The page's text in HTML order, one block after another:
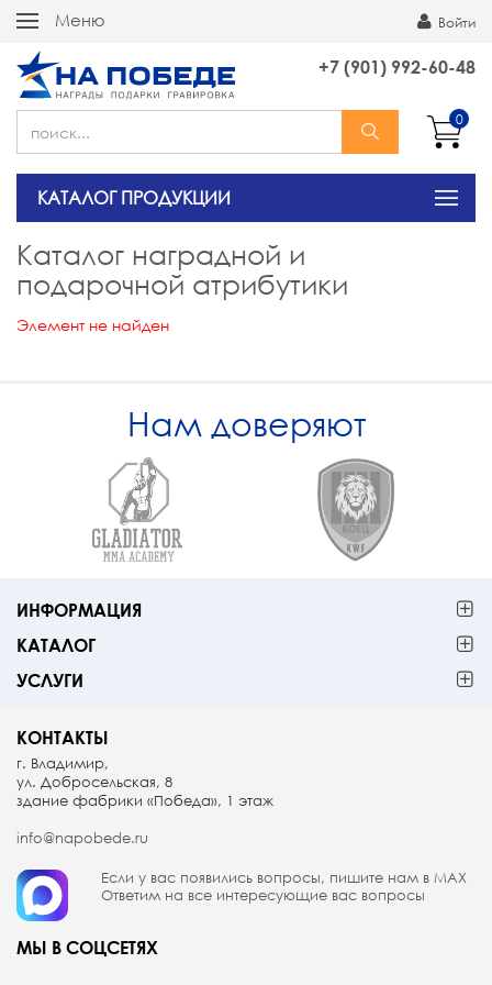
Меню Войти
+7 (901) 992-60-48
0
КАТАЛОГ ПРОДУКЦИИ
Каталог наградной и
подарочной атрибутики
Элемент не найден
Нам доверяют
ИНФОРМАЦИЯ
КАТАЛОГ
УСЛУГИ
КОНТАКТЫ
г. Владимир,
ул. Добросельская, 8
здание фабрики «Победа», 1 этаж
info@napobede.ru
Если у вас появились вопросы, пишите нам в МАX
Ответим на все интересующие вас вопросы
МЫ В СОЦСЕТЯХ